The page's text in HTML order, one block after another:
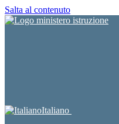
Salta al contenuto
Italiano